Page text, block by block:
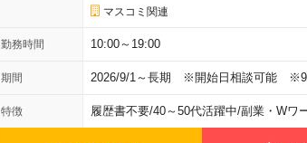
マスコミ関連
勤務時間 10:00～19:00
期間 2026/9/1～長期 ※開始日相談可能 ※9
特徴 履歴書不要/40～50代活躍中/副業・Wワ